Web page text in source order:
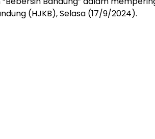
(HJKB), Selasa (17/9/2024).